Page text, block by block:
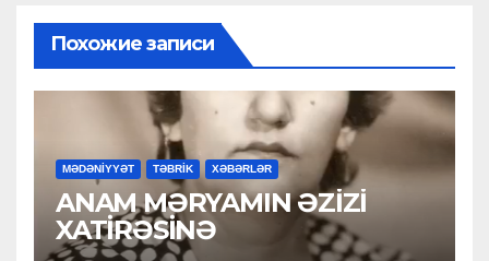
Похожие записи
MƏDƏNİYYƏT TƏBRİK XƏBƏRLƏR
ANAM MƏRYAMIN ƏZİZİ
XATİRƏSİNƏ